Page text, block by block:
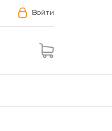
Войти